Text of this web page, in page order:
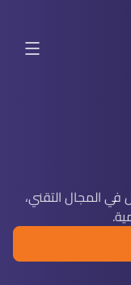
المجال التقني،